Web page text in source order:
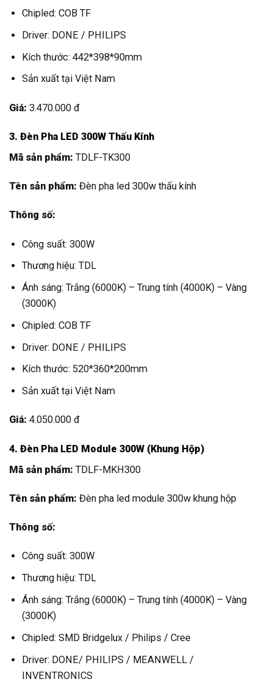
Chipled: COB TF
Driver: DONE / PHILIPS
Kích thước: 442*398*90mm
Sản xuất tại Việt Nam
Giá: 3.470.000 đ
3. Đèn Pha LED 300W Thấu Kính
Mã sản phẩm: TDLF-TK300
Tên sản phẩm: Đèn pha led 300w thấu kính
Thông số:
Công suất: 300W
Thương hiệu: TDL
Ánh sáng: Trắng (6000K) – Trung tính (4000K) – Vàng
(3000K)
Chipled: COB TF
Driver: DONE / PHILIPS
Kích thước: 520*360*200mm
Sản xuất tại Việt Nam
Giá: 4.050.000 đ
4. Đèn Pha LED Module 300W (Khung Hộp)
Mã sản phẩm: TDLF-MKH300
Tên sản phẩm: Đèn pha led module 300w khung hộp
Thông số:
Công suất: 300W
Thương hiệu: TDL
Ánh sáng: Trắng (6000K) – Trung tính (4000K) – Vàng
(3000K)
Chipled: SMD Bridgelux / Philips / Cree
Driver: DONE/ PHILIPS / MEANWELL /
INVENTRONICS